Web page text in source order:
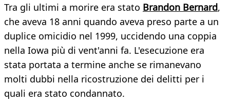
Tra gli ultimi a morire era stato Brandon Bernard,
che aveva 18 anni quando aveva preso parte a un
duplice omicidio nel 1999, uccidendo una coppia
nella Iowa più di vent'anni fa. L'esecuzione era
stata portata a termine anche se rimanevano
molti dubbi nella ricostruzione dei delitti per i
quali era stato condannato.